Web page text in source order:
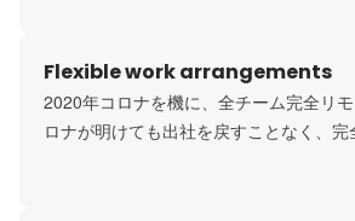
Flexible work arrangements
2020年コロナを機に、全チーム完全リ
ロナが明けても出社を戻すことなく、